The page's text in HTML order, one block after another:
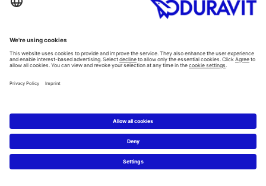
4. Lavabo avec colonne & cache-siphon
Les trois premiers types de lavabos peuvent, selon le
siphon ou colonne n'a pas cette possibilité en raison de
son cache en céramique. Un meuble bas est nécessaire
lorsque la céramique n'est pas montée directement sur
le mur ou lorsque le design n'est pas conçu pour